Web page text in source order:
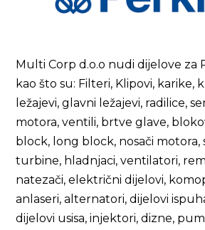
Multi Corp d.o.o nudi dijelove za
kao što su: Filteri, Klipovi, karike,
ležajevi, glavni ležajevi, radilice,
motora, ventili, brtve glave,
block, long block, nosači motora,
turbine, hladnjaci, ventilatori,
natezači, električni dijelovi,
anlaseri, alternatori, dijelovi
dijelovi usisa, injektori, dizne,